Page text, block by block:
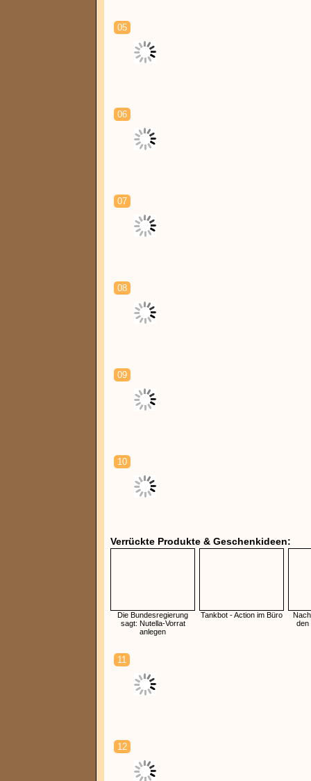
05
06
07
08
09
10
Verrückte Produkte & Geschenkideen:
Die Bundesregierung
sagt: Nutella-Vorrat
anlegen
Tankbot - Action im Büro
den
11
12